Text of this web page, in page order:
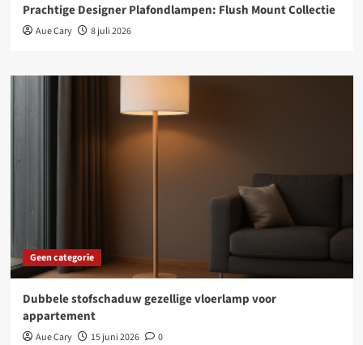
Prachtige Designer Plafondlampen: Flush Mount Collectie
Aue Cary 8 juli 2026
Geen categorie
Dubbele stofschaduw gezellige vloerlamp voor
appartement
Aue Cary 15 juni 2026 0